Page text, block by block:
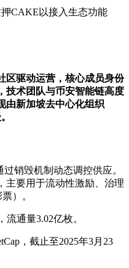
押CAKE以接入生态功能
区驱动运营，核心成员身份
技术团队与币安智能链高度
由新加坡去中心化组织
销毁机制动态调控供应。
主要用于流动性激励、治理
）。
通量3.02亿枚。
，截止至2025年3月23